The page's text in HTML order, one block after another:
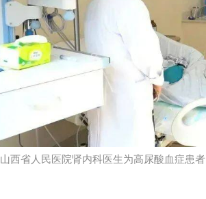
山西省人民医院肾内科医生为高尿酸血症患者